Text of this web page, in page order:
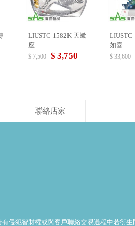
LIUSTC-1582K 天蠍
座
$ 7,500 $ 3,750
如喜...
$ 33,600
聯絡店家
侵犯智財權或與客戶聯絡交易過程中若衍